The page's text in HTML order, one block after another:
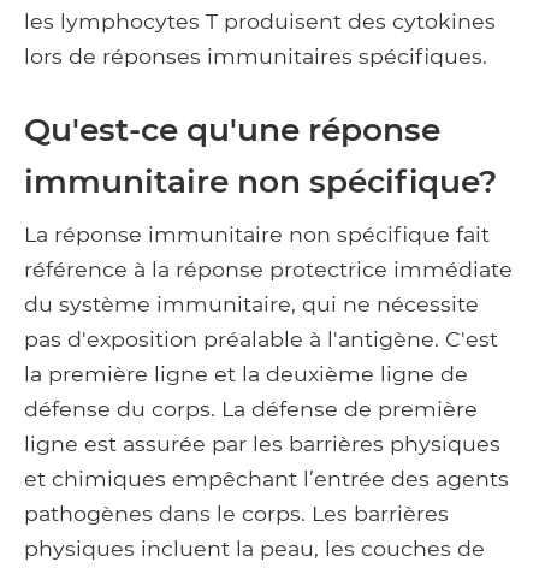
les lymphocytes T produisent des cytokines
lors de réponses immunitaires spécifiques.
Qu'est-ce qu'une réponse
immunitaire non spécifique?
La réponse immunitaire non spécifique fait
référence à la réponse protectrice immédiate
du système immunitaire, qui ne nécessite
pas d'exposition préalable à l'antigène. C'est
la première ligne et la deuxième ligne de
défense du corps. La défense de première
ligne est assurée par les barrières physiques
et chimiques empêchant l’entrée des agents
pathogènes dans le corps. Les barrières
physiques incluent la peau, les couches de